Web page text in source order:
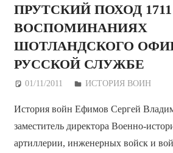
ПРУТСКИЙ ПОХОД
ВОСПОМИНАНИЯХ
ШОТЛАНДСКОГО
РУССКОЙ СЛУЖБЕ
01/11/2011 Дежурный по Редакции
ИСТОРИЯ ВОИН
История войн Ефимов Сергей
заместитель директора Военно-
артиллерии, инженерных войск и